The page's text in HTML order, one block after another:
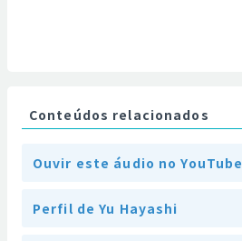
Conteúdos relacionados
Ouvir este áudio no YouTube
Perfil de Yu Hayashi